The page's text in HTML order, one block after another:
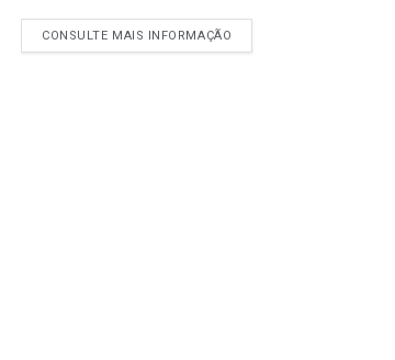
CONSULTE MAIS INFORMAÇÃO